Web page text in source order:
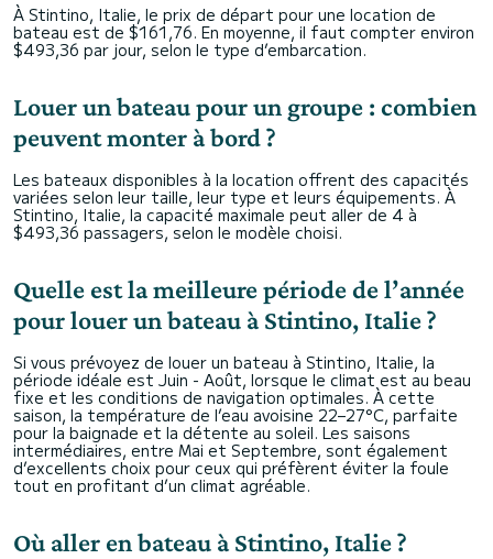
À Stintino, Italie, le prix de départ pour une location de
bateau est de $161,76. En moyenne, il faut compter environ
$493,36 par jour, selon le type d’embarcation.
Louer un bateau pour un groupe : combien
peuvent monter à bord ?
Les bateaux disponibles à la location offrent des capacités
variées selon leur taille, leur type et leurs équipements. À
Stintino, Italie, la capacité maximale peut aller de 4 à
$493,36 passagers, selon le modèle choisi.
Quelle est la meilleure période de l’année
pour louer un bateau à Stintino, Italie ?
Si vous prévoyez de louer un bateau à Stintino, Italie, la
période idéale est Juin - Août, lorsque le climat est au beau
fixe et les conditions de navigation optimales. À cette
saison, la température de l’eau avoisine 22–27°C, parfaite
pour la baignade et la détente au soleil. Les saisons
intermédiaires, entre Mai et Septembre, sont également
d’excellents choix pour ceux qui préfèrent éviter la foule
tout en profitant d’un climat agréable.
Où aller en bateau à Stintino, Italie ?